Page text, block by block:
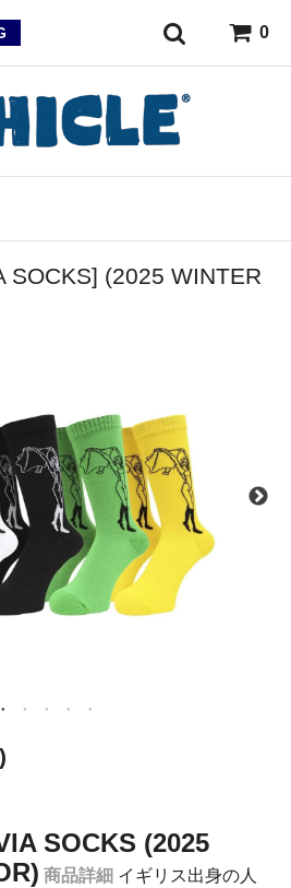
0
SOCKS] (2025 WINTER
SOCKS (2025
商品詳細 イギリス出身の人